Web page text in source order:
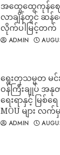
အထွေထွေကုန်ဈေး
လာချိန်တွင် ဆန်
လိုက်ပါမြင့်တက်
ADMIN
ရွေးတုသမ္မတ မ
ဝန်ကြီးချုပ် အ
ရေးရာနှင့် မြစ်
MOU များ လ
ADMIN